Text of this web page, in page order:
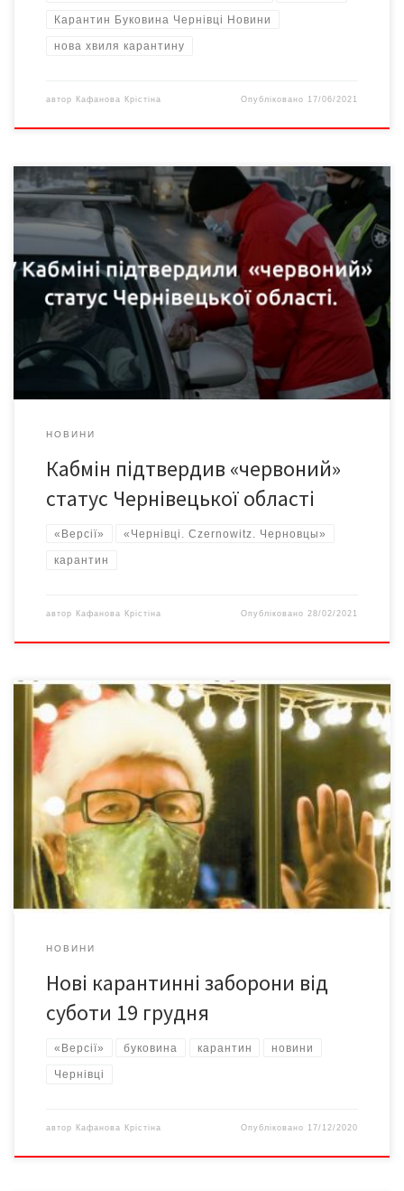
Карантин Буковина Чернівці Новини
нова хвиля карантину
автор Кафанова Крістіна Опубліковано 17/06/2021
У Чернівецькій області через поширення COVID-19 ввели
«червоний» рівень епідемічної небезпеки. Це рішення було
прийнято на позачерговому засіданні Державної комісії з
питань техногенно-екологічної безпеки та надзвичайних
ситуацій, про це повідомив в Facebook міністр КМУ Олег
Немчінов. «Комісія вирішила встановити з 00 годин 00 хвилин 1
березня 2020 року «червоний» рівень […]
НОВИНИ
Кабмін підтвердив «червоний»
статус Чернівецької області
«Версії» «Чернівці. Czernowitz. Черновцы»
карантин
автор Кафанова Крістіна Опубліковано 28/02/2021
В закладах освіти масові заходи проводити для дітей однієї
групи/ класу без присутності відвідувачів. У розважальних
закладах, ресторанах і кафе не проводити публічних подій.
Ресторани й кафе не працюватимуть від 23:00 до 7:00 (крім
доставки та замовлень на винос). *Розрахункові операції
припиняються о 22:00. У новорічну ніч ресторани та кафе […]
НОВИНИ
Нові карантинні заборони від
суботи 19 грудня
«Версії» буковина карантин новини
Чернівці
автор Кафанова Крістіна Опубліковано 17/12/2020